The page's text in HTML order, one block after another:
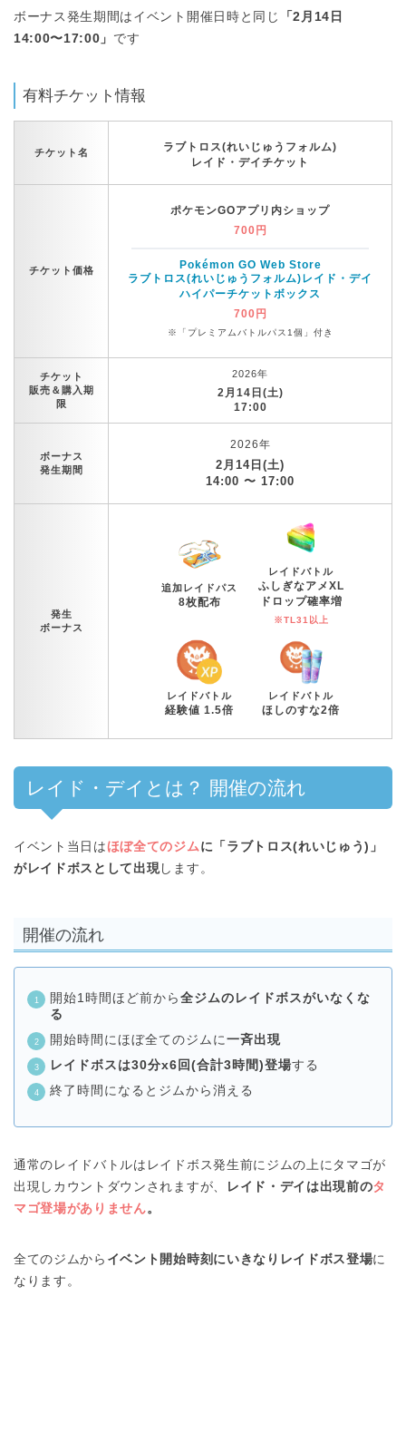
ボーナス発生期間はイベント開催日時と同じ
「2月14日
14:00〜17:00」 です
有料チケット情報
チケット名
ラブトロス(れいじゅうフォルム)
レイド・デイチケット
チケット価格
ポケモンGOアプリ内ショップ
700円
Pokémon GO Web Store
ラブトロス(れいじゅうフォルム)レイド・デイ
ハイパーチケットボックス
700円
※「プレミアムバトルパス1個」付き
チケット
販売＆購入期
限
2026年
2月14日(土)
17:00
ボーナス
発生期間
2026年
2月14日(土)
14:00 〜 17:00
発生
ボーナス
追加レイドパス
8枚配布
レイドバトル
ふしぎなアメXL
ドロップ確率増
※TL31以上
レイドバトル
経験値 1.5倍
レイドバトル
ほしのすな2倍
レイド・デイとは？ 開催の流れ
イベント当日はほぼ全てのジム に「ラブトロス(れいじゅう)」
がレイドボスとして出現 します。
開催の流れ
開始1時間ほど前から 全ジムのレイドボスがいなくな
る
開始時間にほぼ全てのジムに 一斉出現
レイドボスは30分x6回(合計3時間)登場する
終了時間になるとジムから消える
通常のレイドバトルはレイドボス発生前にジムの上にタマゴが
出現しカウントダウンされますが、
レイド・デイは出現前のタ
マゴ登場がありません。
全てのジムから イベント開始時刻にいきなりレイドボス登場に
なります。